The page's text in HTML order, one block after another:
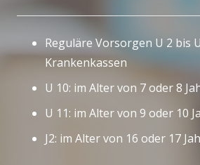
Reguläre Vorsorgen U 2 bis
Krankenkassen
U 10: im Alter von 7 oder 8
U 11: im Alter von 9 oder 10
J2: im Alter von 16 oder 17